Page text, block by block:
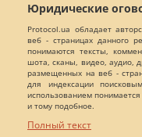
Юридические
Protocol.ua обладает
веб - страницах данного
понимаются тексты,
шота, сканы, видео, аудио,
размещенных на веб -
для индексации
использованием
и тому подобное.
Полный текст